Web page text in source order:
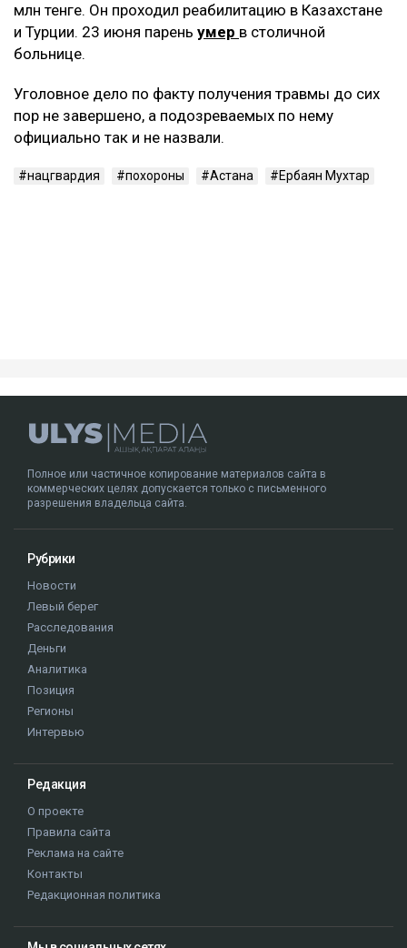
млн тенге. Он проходил реабилитацию в Казахстане
и Турции. 23 июня парень умер в столичной
больнице.
Уголовное дело по факту получения травмы до сих
пор не завершено, а подозреваемых по нему
официально так и не назвали.
нацгвардия похороны Астана Ербаян Мухтар
Полное или частичное копирование материалов сайта в
коммерческих целях допускается только с письменного
разрешения владельца сайта.
Рубрики
Новости
Левый берег
Расследования
Деньги
Аналитика
Позиция
Регионы
Интервью
Редакция
О проекте
Правила сайта
Реклама на сайте
Контакты
Редакционная политика